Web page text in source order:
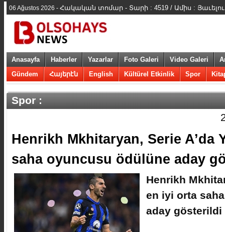
06 Ağustos 2026 - Հակական տոմար - Տարի : 4519 / Ամիս :
Anasayfa Haberler Yazarlar Foto Galeri Video Galeri
Gündem
Հայերէն English Kültürel Etkinlik Spor
Spor :
​Henrikh Mkhitaryan, Serie A’da
saha oyuncusu ödülüne aday
​Henrikh
en iyi orta
aday gösterildi